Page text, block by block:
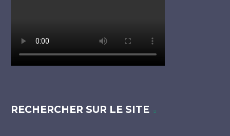
RECHERCHER SUR LE SITE